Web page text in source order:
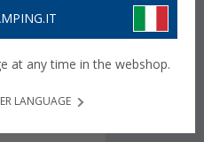
at any time in the webshop.
LANGUAGE